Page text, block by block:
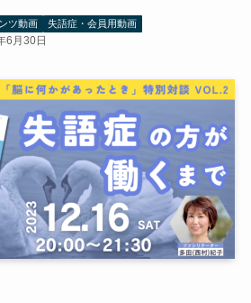
ツ動画 失語症・会員用動画
6月30日